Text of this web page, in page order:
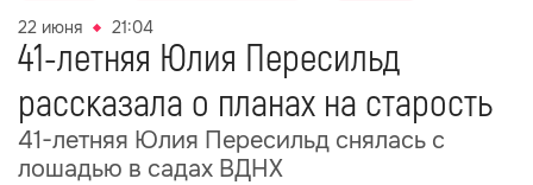
22 июня 21:04
41-летняя Юлия Пересильд
рассказала о планах на старость
41-летняя Юлия Пересильд снялась с
лошадью в садах ВДНХ